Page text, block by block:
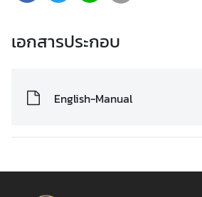
ง
ใ
ห
ข่
เอกสารประกอบ
English-Manual